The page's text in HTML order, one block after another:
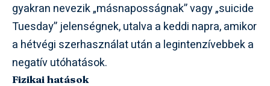
gyakran nevezik „másnaposságnak” vagy „suicide
Tuesday” jelenségnek, utalva a keddi napra, amikor
a hétvégi szerhasználat után a legintenzívebbek a
negatív utóhatások.
Fizikai hatások